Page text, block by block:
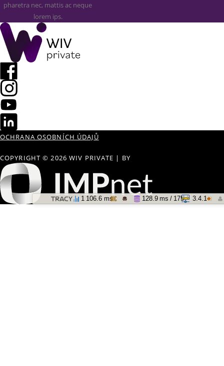
pharetra nec, mattis ac neque
lorem ips.
OCHRANA OSOBNÍCH ÚDAJŮ
COPYRIGHT © 2026 WIV PRIVATE | BY
1 106.6 ms 128.9 ms / 175 3.4.1